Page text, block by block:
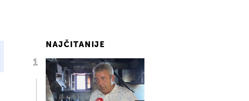
NAJČITANIJE